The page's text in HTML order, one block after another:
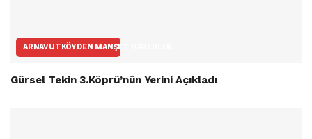
ARNAVUTKÖYDEN MANŞET HABERLER
Gürsel Tekin 3.Köprü’nün Yerini Açıkladı